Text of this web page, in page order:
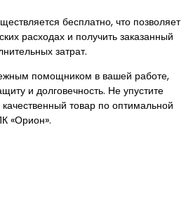
бесплатно, что позволяет
расходах и получить заказанный
затрат.
помощником в вашей работе,
и долговечность. Не упустите
товар по оптимальной
«Орион».